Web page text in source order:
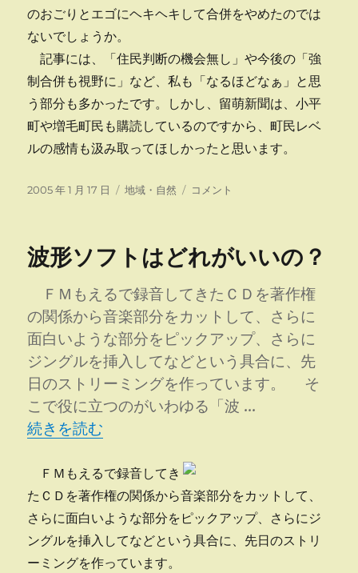
のおごりとエゴにヘキヘキして合併をやめたのでは
ないでしょうか。
記事には、「住民判断の機会無し」や今後の「強
制合併も視野に」など、私も「なるほどなぁ」と思
う部分も多かったです。しかし、留萌新聞は、小平
町や増毛町民も購読しているのですから、町民レベ
ルの感情も汲み取ってほしかったと思います。
投
2005 年 1 月 17 日
カ
ー
地域・自然
合
会
散
受
け
て
コメント
波形ソフトはどれがいいの？
ＦＭもえるで録音してきたＣＤを著作権
の関係から音楽部分をカットして、さらに
面白いような部分をピックアップ、さらに
ジングルを挿入してなどという具合に、先
日のストリーミングを作っています。 そ
こで役に立つのがいわゆる「波 …
“波形ソフトはどれがいいの？” の
続きを読む
ＦＭもえるで録音してき
たＣＤを著作権の関係から音楽部分をカットして、
さらに面白いような部分をピックアップ、さらにジ
ングルを挿入してなどという具合に、先日のストリ
ーミングを作っています。